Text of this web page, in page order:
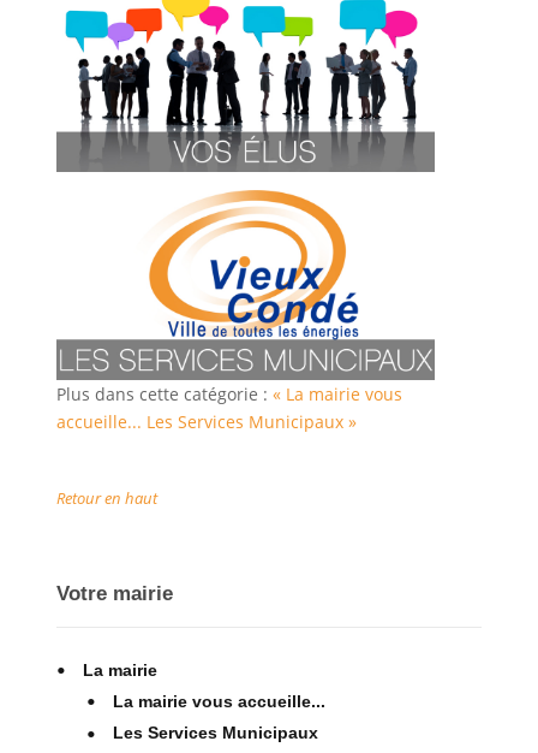
Plus dans cette catégorie : « La mairie vous
accueille... Les Services Municipaux »
Retour en haut
Votre mairie
La mairie
La mairie vous accueille...
Les Services Municipaux